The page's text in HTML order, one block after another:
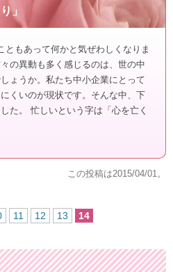
」
もあって何かと気ぜわしくなりま
の異動も多く感じるのは、世の中
ょうか。私たち中小企業にとって
くいのが現状です。そんな中、下
た。 忙しいという字は「心を亡く
この投稿は2015/04/01。
11 12 13 14